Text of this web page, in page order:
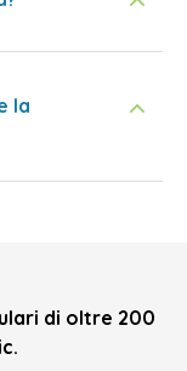
la
di oltre 200